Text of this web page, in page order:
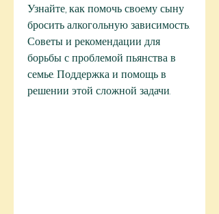
Узнайте, как помочь своему сыну
бросить алкогольную зависимость.
Советы и рекомендации для
борьбы с проблемой пьянства в
семье. Поддержка и помощь в
решении этой сложной задачи.